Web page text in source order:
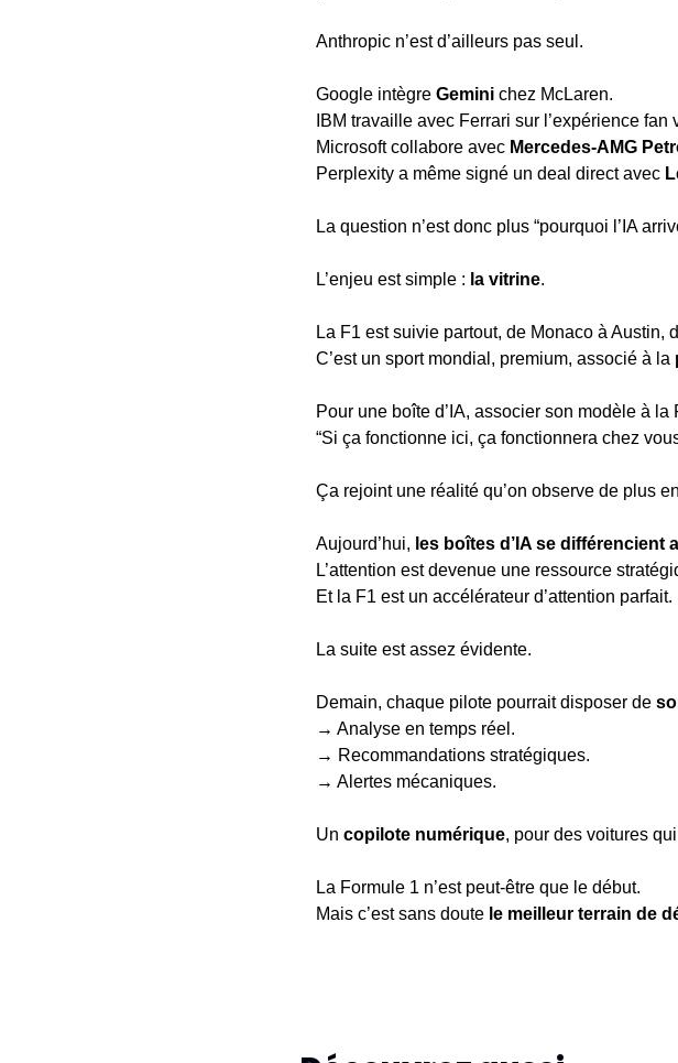
Anthropic n’est d’ailleurs pas seul.
Google intègre Gemini chez McLaren.
IBM travaille avec Ferrari sur l’expérience fan
Microsoft collabore avec Mercedes-AMG
Perplexity a même signé un deal direct avec
La question n’est donc plus “pourquoi l’IA
L’enjeu est simple : la vitrine.
La F1 est suivie partout, de Monaco à Austin,
C’est un sport mondial, premium, associé à la
Pour une boîte d’IA, associer son modèle à la
“Si ça fonctionne ici, ça fonctionnera chez
Ça rejoint une réalité qu’on observe de plus
Aujourd’hui, les boîtes d’IA se
L’attention est devenue une ressource
Et la F1 est un accélérateur d’attention parfait.
La suite est assez évidente.
Demain, chaque pilote pourrait disposer de
→ Analyse en temps réel.
→ Recommandations stratégiques.
→ Alertes mécaniques.
Un copilote numérique, pour des voitures
La Formule 1 n’est peut-être que le début.
Mais c’est sans doute le meilleur terrain de